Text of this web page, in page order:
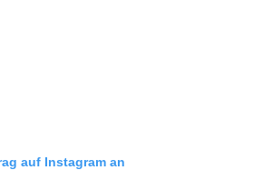
auf Instagram an